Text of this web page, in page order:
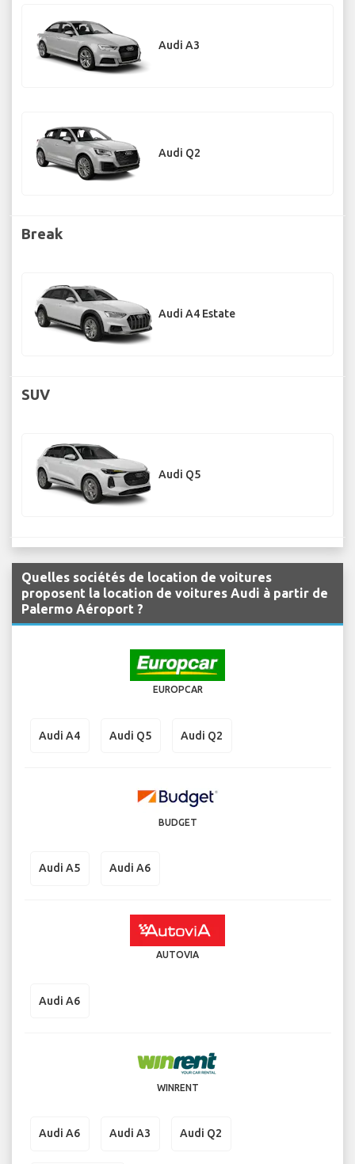
Audi A3
Audi Q2
Break
Audi A4 Estate
SUV
Audi Q5
Quelles sociétés de location de voitures
proposent la location de voitures Audi à partir de
Palermo Aéroport ?
EUROPCAR
Audi A4 Audi Q5 Audi Q2
BUDGET
Audi A5 Audi A6
AUTOVIA
Audi A6
WINRENT
Audi A6 Audi A3 Audi Q2